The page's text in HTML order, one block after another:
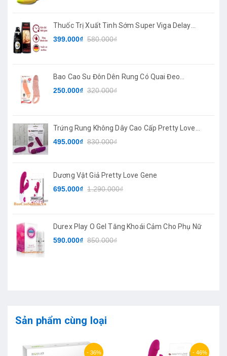
Thuốc Trị Xuất Tinh Sớm Super Viga Delay
Spray
399.000₫ 580.000₫
Bao Cao Su Đôn Dên Rung Có Quai Đeo
PRETTYLOVE
250.000₫ 320.000₫
Trứng Rung Không Dây Cao Cấp Pretty Love
Deirdre
495.000₫ 830.000₫
Dương Vật Giả Pretty Love Gene
695.000₫ 1.290.000₫
Durex Play O Gel Tăng Khoái Cảm Cho Phụ Nữ
590.000₫ 850.000₫
Sản phẩm cùng loại
- 36% - 46%